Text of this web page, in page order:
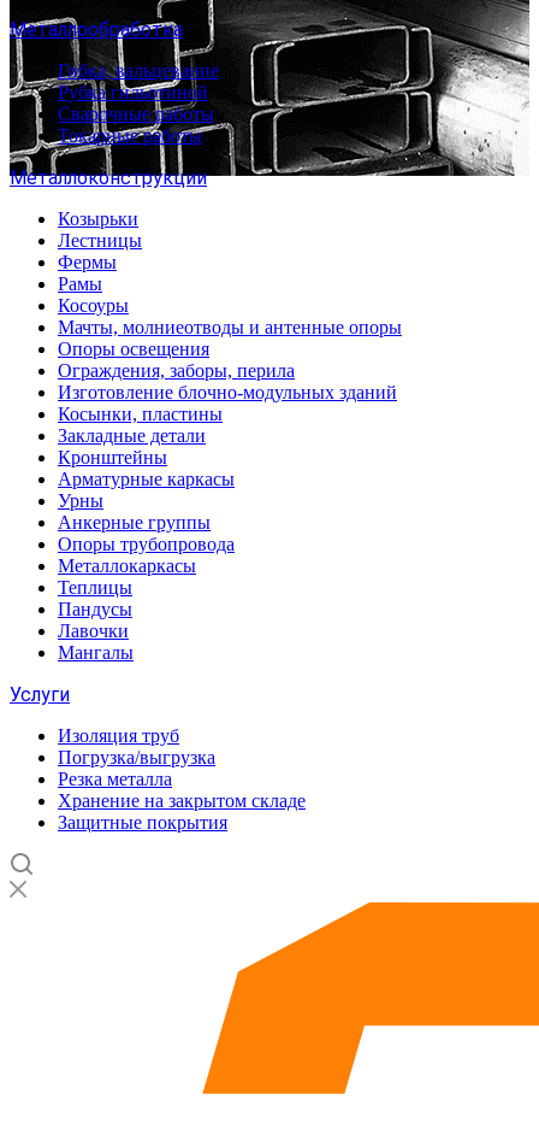
Металлообработка
Гибка, вальцевание
Рубка гильотиной
Сварочные работы
Токарные работы
Металлоконструкции
Козырьки
Лестницы
Фермы
Рамы
Косоуры
Мачты, молниеотводы и антенные опоры
Опоры освещения
Ограждения, заборы, перила
Изготовление блочно-модульных зданий
Косынки, пластины
Закладные детали
Кронштейны
Арматурные каркасы
Урны
Анкерные группы
Опоры трубопровода
Металлокаркасы
Теплицы
Пандусы
Лавочки
Мангалы
Услуги
Изоляция труб
Погрузка/выгрузка
Резка металла
Хранение на закрытом складе
Защитные покрытия